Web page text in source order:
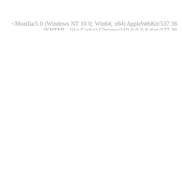
<Mozilla/5.0 (Windows NT 10.0; Win64; x64) AppleWebKit/537.36
(KHTML, like Gecko) Chrome/110.0.0.0 Safari/537.36